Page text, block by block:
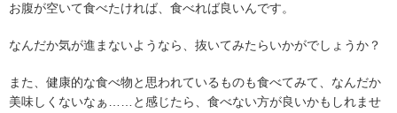
お腹が空いて食べたければ、食べれば良いんです。
なんだか気が進まないようなら、抜いてみたらいかがでしょうか？
また、健康的な食べ物と思われているものも食べてみて、なんだか
美味しくないなぁ……と感じたら、食べない方が良いかもしれませ